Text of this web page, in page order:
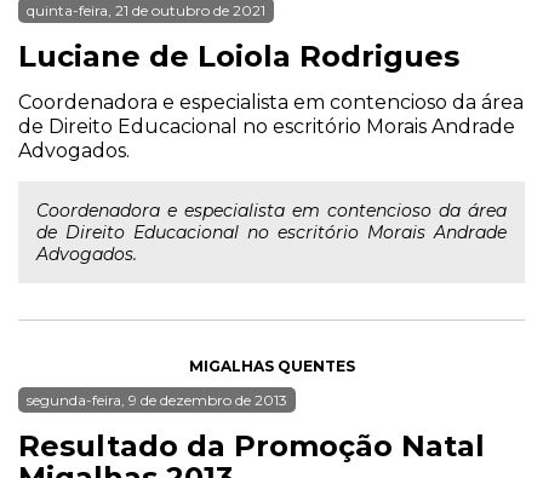
quinta-feira, 21 de outubro de 2021
Luciane de Loiola Rodrigues
Coordenadora e especialista em contencioso da área
de Direito Educacional no escritório Morais Andrade
Advogados.
Coordenadora e especialista em contencioso da área
de Direito Educacional no escritório Morais Andrade
Advogados.
MIGALHAS QUENTES
segunda-feira, 9 de dezembro de 2013
Resultado da Promoção Natal